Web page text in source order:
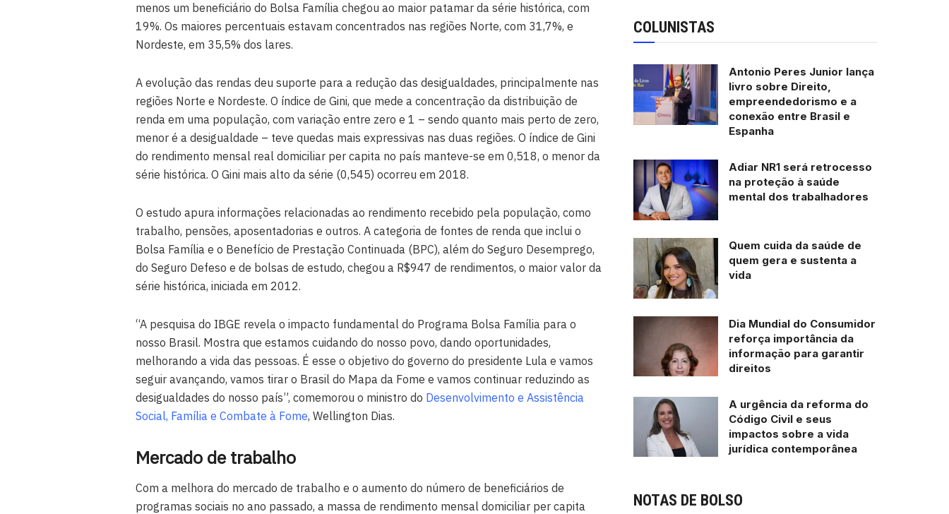
menos um beneficiário do Bolsa Família chegou ao maior patamar da série histórica, com
19%. Os maiores percentuais estavam concentrados nas regiões Norte, com 31,7%, e
Nordeste, em 35,5% dos lares.
A evolução das rendas deu suporte para a redução das desigualdades, principalmente nas
regiões Norte e Nordeste. O índice de Gini, que mede a concentração da distribuição de
renda em uma população, com variação entre zero e 1 – sendo quanto mais perto de zero,
menor é a desigualdade – teve quedas mais expressivas nas duas regiões. O índice de Gini
do rendimento mensal real domiciliar per capita no país manteve-se em 0,518, o menor da
série histórica. O Gini mais alto da série (0,545) ocorreu em 2018.
O estudo apura informações relacionadas ao rendimento recebido pela população, como
trabalho, pensões, aposentadorias e outros. A categoria de fontes de renda que inclui o
Bolsa Família e o Benefício de Prestação Continuada (BPC), além do Seguro Desemprego,
do Seguro Defeso e de bolsas de estudo, chegou a R$947 de rendimentos, o maior valor da
série histórica, iniciada em 2012.
“A pesquisa do IBGE revela o impacto fundamental do Programa Bolsa Família para o
nosso Brasil. Mostra que estamos cuidando do nosso povo, dando oportunidades,
melhorando a vida das pessoas. É esse o objetivo do governo do presidente Lula e vamos
seguir avançando, vamos tirar o Brasil do Mapa da Fome e vamos continuar reduzindo as
desigualdades do nosso país”, comemorou o ministro do Desenvolvimento e Assistência
Social, Família e Combate à Fome, Wellington Dias.
Mercado de trabalho
Com a melhora do mercado de trabalho e o aumento do número de beneficiários de
programas sociais no ano passado, a massa de rendimento mensal domiciliar per capita
COLUNISTAS
Antonio Peres Junior lança
livro sobre Direito,
empreendedorismo e a
conexão entre Brasil e
Espanha
Adiar NR1 será retrocesso
na proteção à saúde
mental dos trabalhadores
Quem cuida da saúde de
quem gera e sustenta a
vida
Dia Mundial do Consumidor
reforça importância da
informação para garantir
direitos
A urgência da reforma do
Código Civil e seus
impactos sobre a vida
jurídica contemporânea
NOTAS DE BOLSO